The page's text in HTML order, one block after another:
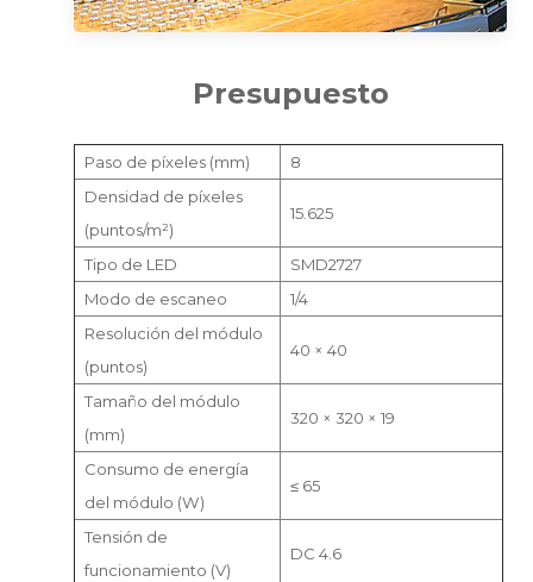
Presupuesto
Paso de píxeles (mm)
8
Densidad de píxeles
(puntos/m²)
15.625
Tipo de LED
SMD2727
Modo de escaneo
1/4
Resolución del módulo
(puntos)
40 × 40
Tamaño del módulo
(mm)
320 × 320 × 19
Consumo de energía
del módulo (W)
≤ 65
Tensión de
funcionamiento (V)
DC 4.6